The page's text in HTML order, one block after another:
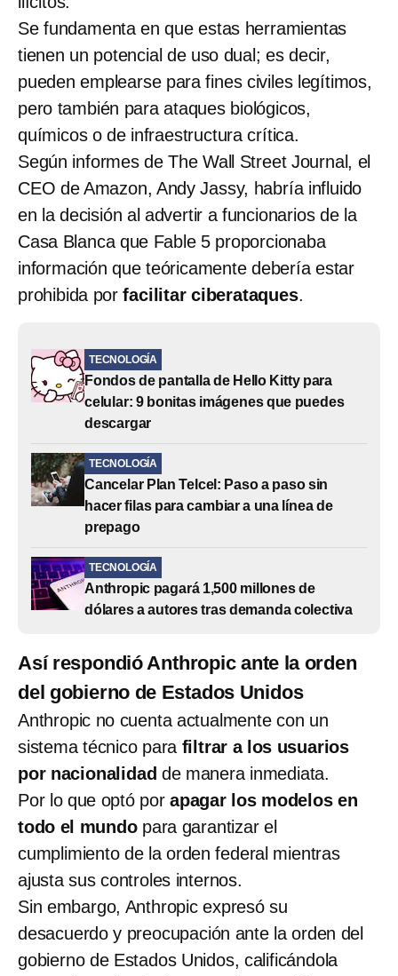
Se fundamenta en que estas herramientas
tienen un potencial de uso dual; es decir,
pueden emplearse para fines civiles legítimos,
pero también para ataques biológicos,
químicos o de infraestructura crítica.
Según informes de The Wall Street Journal, el
CEO de Amazon, Andy Jassy, habría influido
en la decisión al advertir a funcionarios de la
Casa Blanca que Fable 5 proporcionaba
información que teóricamente debería estar
prohibida porfacilitar ciberataques.
TECNOLOGÍA
Fondos de pantalla de Hello Kitty para
celular: 9 bonitas imágenes que puedes
descargar
TECNOLOGÍA
Cancelar Plan Telcel: Paso a paso sin
hacer filas para cambiar a una línea de
prepago
TECNOLOGÍA
Anthropic pagará 1,500 millones de
dólares a autores tras demanda colectiva
Así respondió Anthropic ante la orden
del gobierno de Estados Unidos
Anthropic no cuenta actualmente con un
sistema técnico para filtrar a los usuarios
por nacionalidad de manera inmediata.
Por lo que optó por apagar los modelos en
todo el mundo para garantizar el
cumplimiento de la orden federal mientras
ajusta sus controles internos.
Sin embargo, Anthropic expresó su
desacuerdo y preocupación ante la orden del
gobierno de Estados Unidos, calificándola